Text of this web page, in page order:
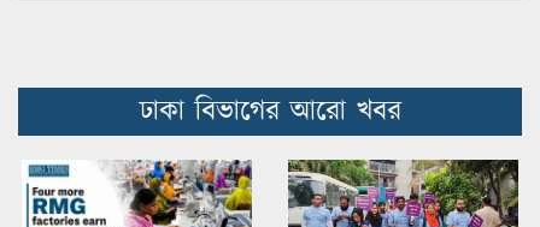
ঢাকা বিভাগের আরো খবর